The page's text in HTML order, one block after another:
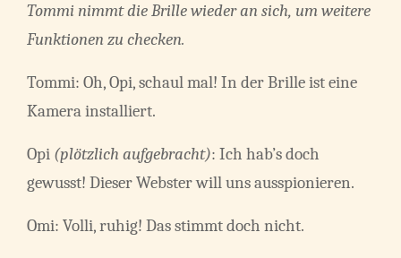
Tommi nimmt die Brille wieder an sich, um weitere
Funktionen zu checken.
Tommi: Oh, Opi, schaul mal! In der Brille ist eine
Kamera installiert.
Opi (plötzlich aufgebracht): Ich hab’s doch
gewusst! Dieser Webster will uns ausspionieren.
Omi: Volli, ruhig! Das stimmt doch nicht.